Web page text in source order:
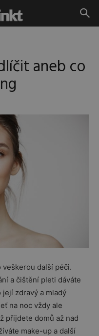
aneb co
veškerou další péči.
a čištění pleti dáváte
zdravý a mladý
na noc vždy ale
přijdete domů až nad
make-up a další